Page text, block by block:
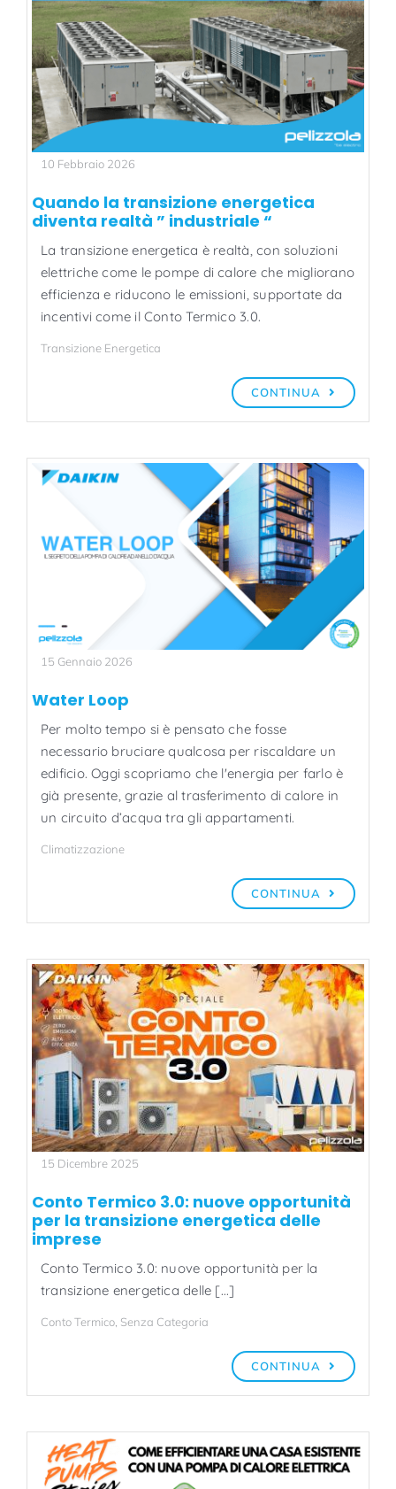
10 Febbraio 2026
Quando la transizione energetica
diventa realtà ” industriale “
La transizione energetica è realtà, con soluzioni
elettriche come le pompe di calore che migliorano
efficienza e riducono le emissioni, supportate da
incentivi come il Conto Termico 3.0.
Transizione Energetica
CONTINUA
15 Gennaio 2026
Water Loop
Per molto tempo si è pensato che fosse
necessario bruciare qualcosa per riscaldare un
edificio. Oggi scopriamo che l'energia per farlo è
già presente, grazie al trasferimento di calore in
un circuito d’acqua tra gli appartamenti.
Climatizzazione
CONTINUA
15 Dicembre 2025
Conto Termico 3.0: nuove opportunità
per la transizione energetica delle
imprese
Conto Termico 3.0: nuove opportunità per la
transizione energetica delle [...]
Conto Termico, Senza Categoria
CONTINUA